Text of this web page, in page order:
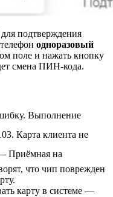
подтверждения
одноразовый
поле и нажать кнопку
смена ПИН-кода.
Выполнение
Карта клиента не
Приёмная на
что чип поврежден
карту в системе —